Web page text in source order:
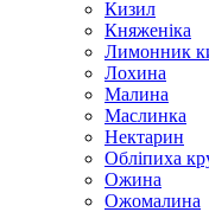
Кизил
Княженіка
Лимонник
Лохина
Малина
Маслинка
Нектарин
Обліпиха
Ожина
Ожомалина